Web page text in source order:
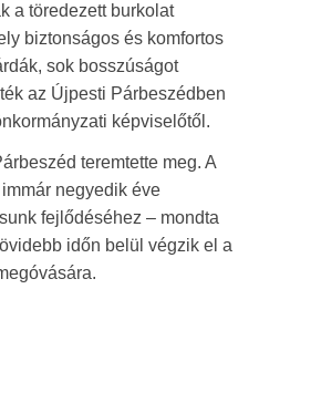
a töredezett burkolat
biztonságos és komfortos
sok bosszúságot
az Újpesti Párbeszédben
képviselőtől.
teremtette meg. A
negyedik éve
fejlődéséhez – mondta
időn belül végzik el a